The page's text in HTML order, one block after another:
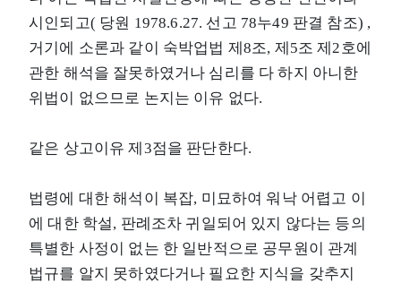
시인되고( 당원 1978.6.27. 선고 78누49 판결 참조) ,
거기에 소론과 같이 숙박업법 제8조, 제5조 제2호에
관한 해석을 잘못하였거나 심리를 다 하지 아니한
위법이 없으므로 논지는 이유 없다.
같은 상고이유 제3점을 판단한다.
법령에 대한 해석이 복잡, 미묘하여 워낙 어렵고 이
에 대한 학설, 판례조차 귀일되어 있지 않다는 등의
특별한 사정이 없는 한 일반적으로 공무원이 관계
법규를 알지 못하였다거나 필요한 지식을 갖추지